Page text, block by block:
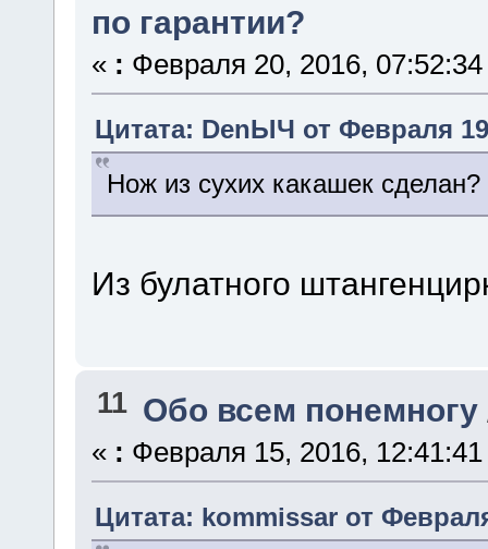
по гарантии?
« : Февраля 20, 2016,
Цитата: DenЫЧ от Февраля
Нож из сухих какашек сделан?
Из булатного
11 Обо всем понемногу
« : Февраля 15, 2016,
Цитата: kommissar от